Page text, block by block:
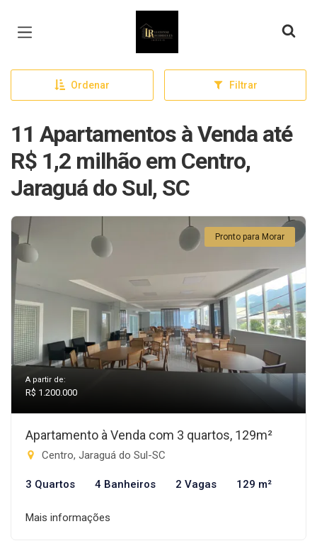
Página inicial
Ordenar Filtrar
11 Apartamentos à Venda até
R$ 1,2 milhão em Centro,
Jaraguá do Sul, SC
Pronto para Morar
A partir de:
R$ 1.200.000
Apartamento à Venda com 3 quartos, 129m²
Centro, Jaraguá do Sul-SC
3 Quartos 4 Banheiros 2 Vagas 129 m²
Mais informações